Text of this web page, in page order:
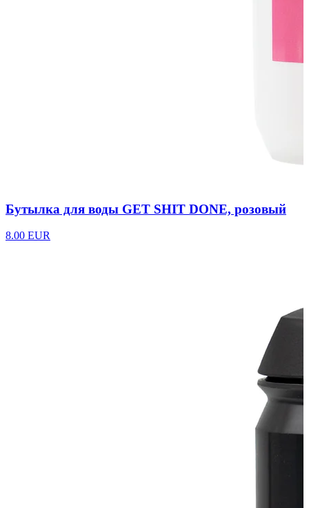
Бутылка для воды GET SHIT DONE, розовый
8.00 EUR